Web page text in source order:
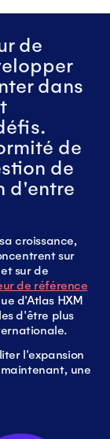
de
dans
de
de
d'entre
croissance,
sur
sur de
de référence
d'Atlas HXM
d'être plus
l'expansion
une